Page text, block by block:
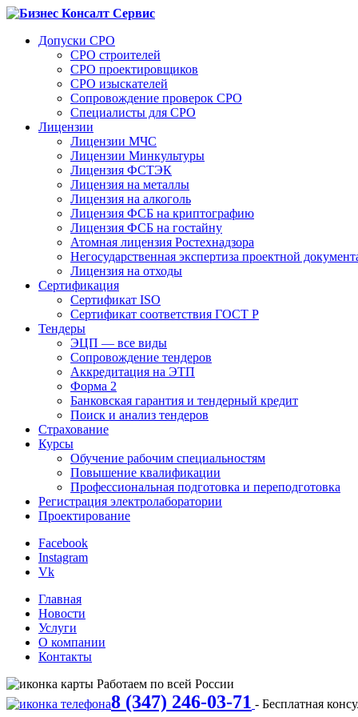
Допуски СРО
СРО строителей
СРО проектировщиков
СРО изыскателей
Сопровождение проверок СРО
Специалисты для СРО
Лицензии
Лицензии МЧС
Лицензии Минкультуры
Лицензия ФСТЭК
Лицензия на металлы
Лицензия на алкоголь
Лицензия ФСБ на криптографию
Лицензия ФСБ на гостайну
Атомная лицензия Ростехнадзора
Негосударственная экспертиза проектной
Лицензия на отходы
Сертификация
Сертификат ISO
Сертификат соответствия ГОСТ Р
Тендеры
ЭЦП — все виды
Сопровождение тендеров
Аккредитация на ЭТП
Форма 2
Банковская гарантия и тендерный кредит
Поиск и анализ тендеров
Страхование
Курсы
Обучение рабочим специальностям
Повышение квалификации
Профессиональная подготовка и переподготовка
Регистрация электролаборатории
Проектирование
Facebook
Instagram
Vk
Главная
Новости
Услуги
О компании
Контакты
Работаем по всей России
8 (347) 246-03-71 - Бесплатная